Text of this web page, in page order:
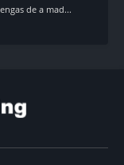
de a mad...